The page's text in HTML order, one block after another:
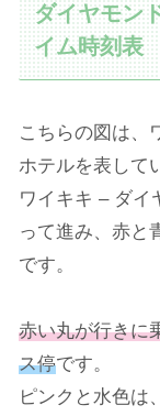
ダイヤモン
イム時刻表
こちらの図は、
ホテルを表して
ワイキキ – ダイ
って進み、赤と
です。
赤い丸が行きに
ス停です。
ピンクと水色は